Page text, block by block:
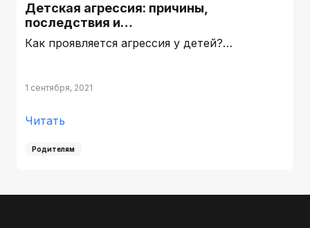
Детская агрессия: причины,
последствия и…
Как проявляется агрессия у детей?…
1 сентября, 2021
Читать
Родителям